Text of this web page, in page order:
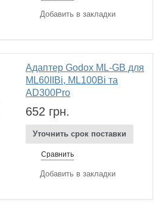
Добавить в закладки
Адаптер Godox ML-GB для
ML60IIBi, ML100Bi та
AD300Pro
652 грн.
Уточнить срок поставки
Сравнить
Добавить в закладки